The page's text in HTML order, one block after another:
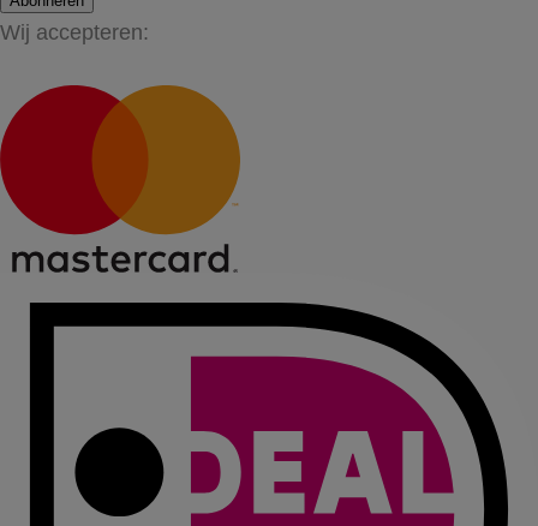
Wij accepteren: